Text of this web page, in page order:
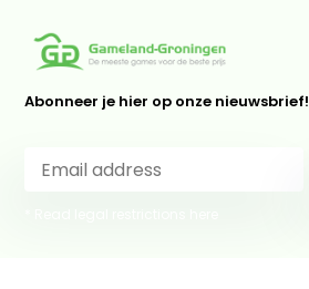
Abonneer je hier op onze nieuwsbrief!